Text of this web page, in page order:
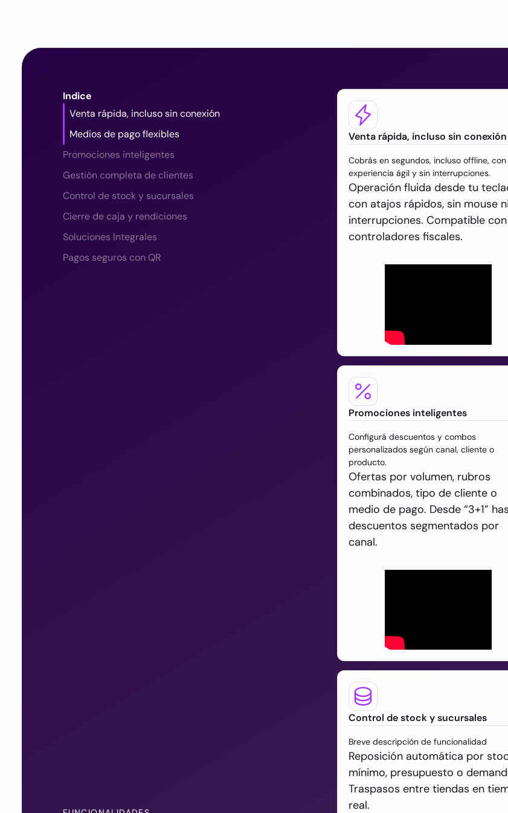
Indice
Venta rápida, incluso sin conexión
Medios de pago flexibles
Promociones inteligentes
Gestión completa de clientes
Control de stock y sucursales
Cierre de caja y rendiciones
Soluciones Integrales
Pagos seguros con QR
Venta rápida, incluso sin conexión
Cobrás en segundos, incluso offline, con
experiencia ágil y sin interrupciones.
Operación fluida desde tu
con atajos rápidos, sin mouse ni
interrupciones. Compatible con
controladores fiscales.
Promociones inteligentes
Configurá descuentos y combos
personalizados según canal, cliente o
producto.
Ofertas por volumen, rubros
combinados, tipo de cliente o
medio de pago. Desde “3+1”
descuentos segmentados por
canal.
Control de stock y sucursales
Breve descripción de funcionalidad
Reposición automática por
mínimo, presupuesto o
Traspasos entre tiendas en
real.